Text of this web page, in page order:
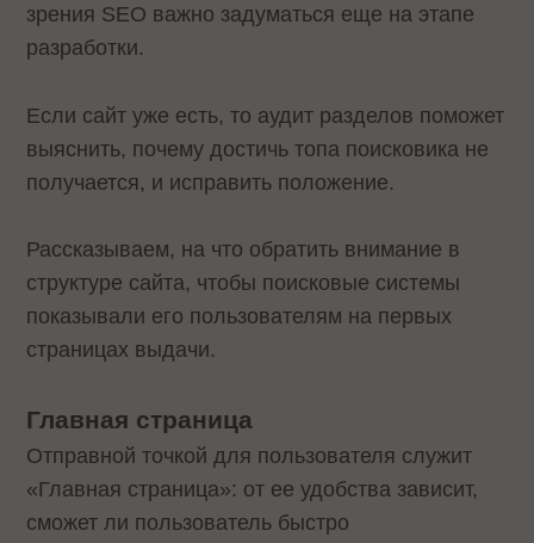
зрения SEO важно задуматься еще на этапе
разработки.
Если сайт уже есть, то аудит разделов поможет
выяснить, почему достичь топа поисковика не
получается, и исправить положение.
Рассказываем, на что обратить внимание в
структуре сайта, чтобы поисковые системы
показывали его пользователям на первых
страницах выдачи.
Главная страница
Отправной точкой для пользователя служит
«Главная страница»: от ее удобства зависит,
сможет ли пользователь быстро